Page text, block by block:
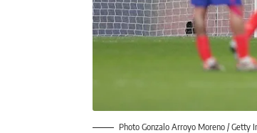
Photo Gonzalo Arroyo Moreno / Getty